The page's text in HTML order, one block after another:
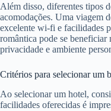
Além disso, diferentes tipos
acomodações. Uma viagem
excelente wi-fi e facilidades
romântica pode se beneficiar
privacidade e ambiente
Critérios para selecionar um
Ao selecionar um hotel,
facilidades oferecidas é